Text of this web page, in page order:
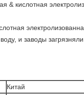
& кислотная
и заводы
Китай